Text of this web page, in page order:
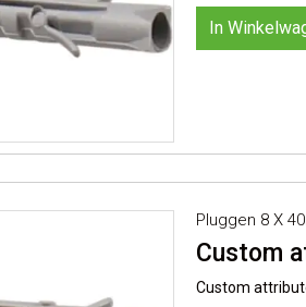
In
Pluggen 8 X
Custom
Custom